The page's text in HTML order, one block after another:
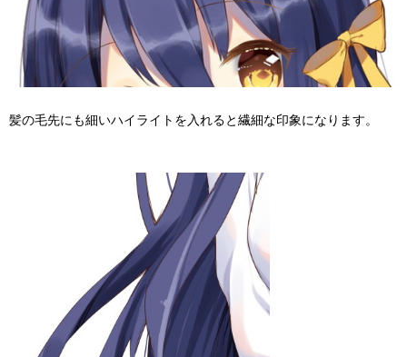
髪の毛先にも細いハイライトを入れると繊細な印象になります。